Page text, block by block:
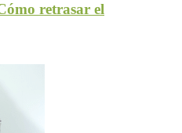
retrasar el